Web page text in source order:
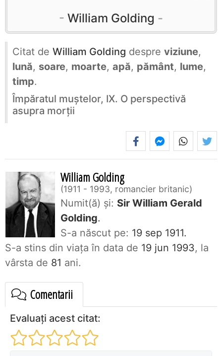
William Golding
Citat de William Golding despre viziune,
lună, soare, moarte, apă, pământ, lume,
timp.
Împăratul muştelor, IX. O perspectivă
asupra morţii
William Golding
1911 - 1993, romancier britanic
Numit(ă) și: Sir William Gerald
Golding.
S-a născut pe: 19 sep 1911.
S-a stins din viaţa în data de 19 jun 1993, la
vârsta de 81 ani.
Comentarii
Evaluați acest citat: